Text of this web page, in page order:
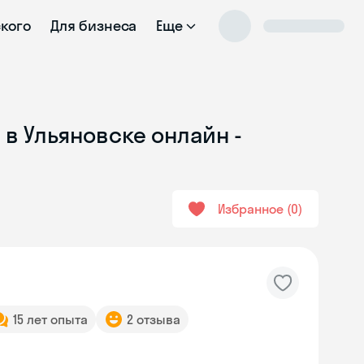
Для бизнеса Еще
Ульяновске онлайн -
Избранное 0
15 лет опыта 2 отзыва